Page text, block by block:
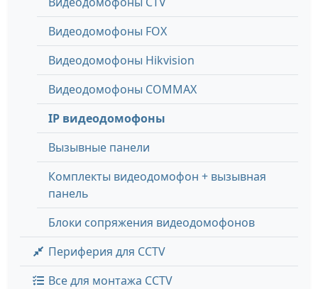
Видеодомофоны FOX
Видеодомофоны Hikvision
Видеодомофоны COMMAX
IP видеодомофоны
Вызывные панели
Комплекты видеодомофон + вызывная
панель
Блоки сопряжения видеодомофонов
Периферия для CCTV
Все для монтажа CCTV